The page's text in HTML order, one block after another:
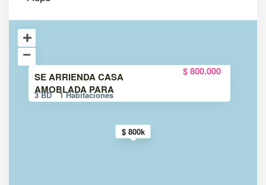
$ 800k
SE ARRIENDA CASA
AMOBLADA PARA
$ 800.000
3 BD 1 Habitaciones